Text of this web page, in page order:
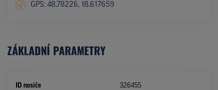
GPS: 48.78226, 18.617659
ZÁKLADNÍ PARAMETRY
ID nosiče 326455